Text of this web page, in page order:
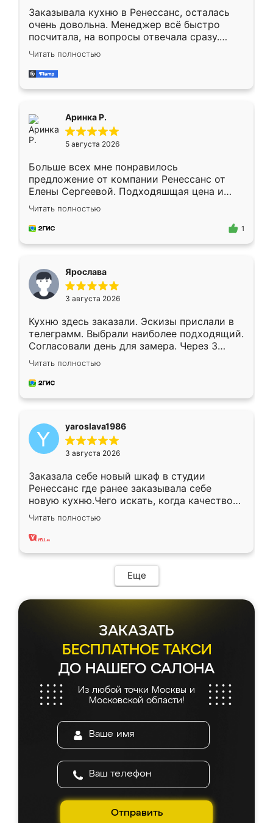
Заказывала кухню в Ренессанс, осталась
очень довольна. Менеджер всё быстро
посчитала, на вопросы отвечала сразу.
Замерщик приехал в субботу, подошёл к
делу со всей ответственностью. Собрали
за день, ребята работали аккуратно, даже
Читать полностью
Аринка Р.
5 августа 2026
Больше всех мне понравилось
предложение от компании Ренессанс от
Елены Сергеевой. Подходяшщая цена и
короткие сроки изготовления. Приехавший
для замера сотрудник Владислав
предложил по моему эскизу самый
Читать полностью
1
Ярослава
3 августа 2026
Кухню здесь заказали. Эскизы прислали в
телеграмм. Выбрали наиболее подходящий.
Согласовали день для замера. Через 3
недели кухня была уже готова. Остались
довольны работой. Спасибо Ренессанс
мебель за качественную работу!
Читать полностью
yaroslava1986
3 августа 2026
Заказала себе новый шкаф в студии
Ренессанс где ранее заказывала себе
новую кухню.Чего искать, когда качеством
вполне довольна. Служит кухня уже почти
два года, нареканий нет.
Читать полностью
Еще
ЗАКАЗАТЬ
БЕСПЛАТНОЕ ТАКСИ
ДО НАШЕГО САЛОНА
Из любой точки Москвы и
Московской области!
Отправить